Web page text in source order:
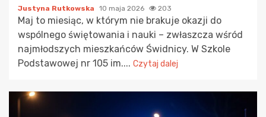
Justyna Rutkowska 10 maja 2026 203
Maj to miesiąc, w którym nie brakuje okazji do
wspólnego świętowania i nauki – zwłaszcza wśród
najmłodszych mieszkańców Świdnicy. W Szkole
Podstawowej nr 105 im.... Czytaj dalej